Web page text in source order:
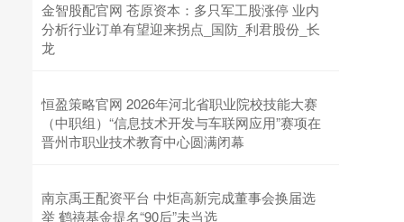
金智股配官网 苍原资本：多只军工股涨停 业内
分析行业订单有望迎来拐点_国防_利君股份_长
龙
恒盈策略官网 2026年河北省职业院校技能大赛
（中职组）“信息技术开发与车联网应用”赛项在
晋州市职业技术教育中心圆满闭幕
南京禹王配资平台 中炬高新完成董事会换届选
举 鹤禧基金提名“90后”未当选